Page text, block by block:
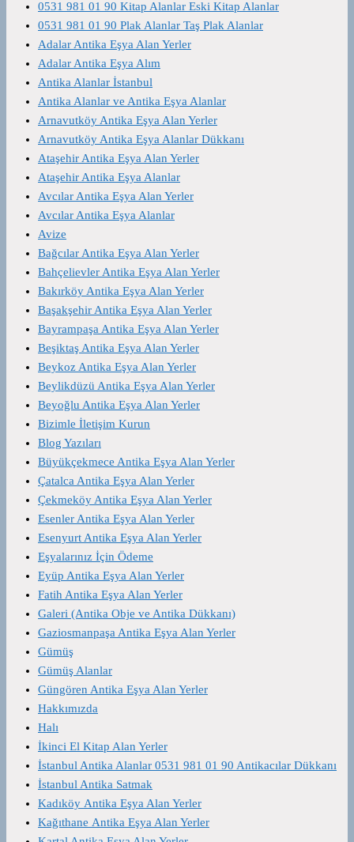
0531 981 01 90 Kitap Alanlar Eski Kitap Alanlar
0531 981 01 90 Plak Alanlar Taş Plak Alanlar
Adalar Antika Eşya Alan Yerler
Adalar Antika Eşya Alım
Antika Alanlar İstanbul
Antika Alanlar ve Antika Eşya Alanlar
Arnavutköy Antika Eşya Alan Yerler
Arnavutköy Antika Eşya Alanlar Dükkanı
Ataşehir Antika Eşya Alan Yerler
Ataşehir Antika Eşya Alanlar
Avcılar Antika Eşya Alan Yerler
Avcılar Antika Eşya Alanlar
Avize
Bağcılar Antika Eşya Alan Yerler
Bahçelievler Antika Eşya Alan Yerler
Bakırköy Antika Eşya Alan Yerler
Başakşehir Antika Eşya Alan Yerler
Bayrampaşa Antika Eşya Alan Yerler
Beşiktaş Antika Eşya Alan Yerler
Beykoz Antika Eşya Alan Yerler
Beylikdüzü Antika Eşya Alan Yerler
Beyoğlu Antika Eşya Alan Yerler
Bizimle İletişim Kurun
Blog Yazıları
Büyükçekmece Antika Eşya Alan Yerler
Çatalca Antika Eşya Alan Yerler
Çekmeköy Antika Eşya Alan Yerler
Esenler Antika Eşya Alan Yerler
Esenyurt Antika Eşya Alan Yerler
Eşyalarınız İçin Ödeme
Eyüp Antika Eşya Alan Yerler
Fatih Antika Eşya Alan Yerler
Galeri (Antika Obje ve Antika Dükkanı)
Gaziosmanpaşa Antika Eşya Alan Yerler
Gümüş
Gümüş Alanlar
Güngören Antika Eşya Alan Yerler
Hakkımızda
Halı
İkinci El Kitap Alan Yerler
İstanbul Antika Alanlar 0531 981 01 90 Antikacılar Dükkanı
İstanbul Antika Satmak
Kadıköy Antika Eşya Alan Yerler
Kağıthane Antika Eşya Alan Yerler